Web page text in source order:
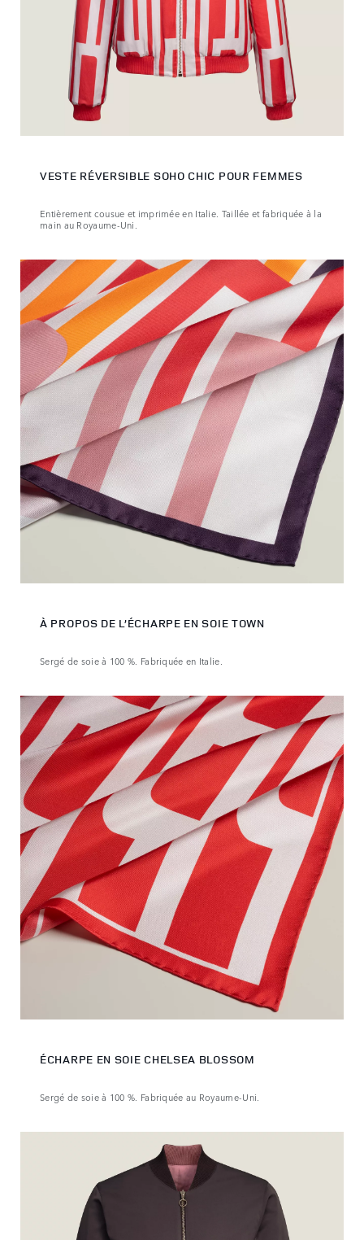
VESTE RÉVERSIBLE SOHO CHIC POUR FEMMES
Entièrement cousue et imprimée en Italie. Taillée et fabriquée à la
main au Royaume-Uni.
À PROPOS DE L’ÉCHARPE EN SOIE TOWN
Sergé de soie à 100 %. Fabriquée en Italie.
ÉCHARPE EN SOIE CHELSEA BLOSSOM
Sergé de soie à 100 %. Fabriquée au Royaume-Uni.